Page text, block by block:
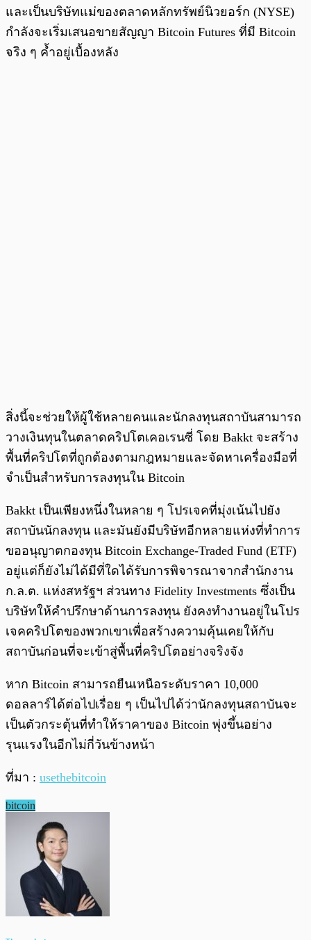
และเป็นบริษัทแม่ของตลาดหลักทรัพย์นิวยอร์ก (NYSE)
กำลังจะเริ่มเสนอขายสัญญา Bitcoin Futures ที่มี Bitcoin
จริง ๆ ค้ำอยู่เบื้องหลัง
สิ่งนี้จะช่วยให้ผู้ใช้หลายคนและนักลงทุนสถาบันสามารถ
วางเงินทุนในตลาดคริปโตเคอเรนซี่ โดย Bakkt จะสร้าง
พื้นที่คริปโตที่ถูกต้องตามกฎหมายและจัดหาเครื่องมือที่
จำเป็นสำหรับการลงทุนใน Bitcoin
Bakkt เป็นเพียงหนึ่งในหลาย ๆ โปรเจคที่มุ่งเน้นไปยัง
สถาบันนักลงทุน และมันยังมีบริษัทอีกหลายแห่งที่ทำการ
ขออนุญาตกองทุน Bitcoin Exchange-Traded Fund (ETF)
อยู่แต่ก็ยังไม่ได้มีที่ใดได้รับการพิจารณาจากสำนักงาน
ก.ล.ต. แห่งสหรัฐฯ ส่วนทาง Fidelity Investments ซึ่งเป็น
บริษัทให้คำปรึกษาด้านการลงทุน ยังคงทำงานอยู่ในโปร
เจคคริปโตของพวกเขาเพื่อสร้างความคุ้นเคยให้กับ
สถาบันก่อนที่จะเข้าสู่พื้นที่คริปโตอย่างจริงจัง
หาก Bitcoin สามารถยืนเหนือระดับราคา 10,000
ดอลลาร์ได้ต่อไปเรื่อย ๆ เป็นไปได้ว่านักลงทุนสถาบันจะ
เป็นตัวกระตุ้นที่ทำให้ราคาของ Bitcoin พุ่งขึ้นอย่าง
รุนแรงในอีกไม่กี่วันข้างหน้า
ที่มา : usethebitcoin
bitcoin